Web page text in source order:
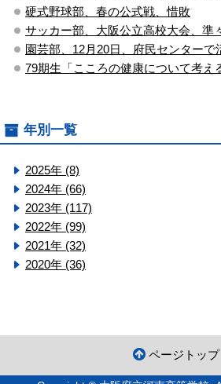
硬式野球部、春の公式戦、惜敗
サッカー部、大阪公立高校大会、準
園芸部、12月20日、府民センターで
79期生「こころの健康について考え
年別一覧
2025年 (8)
2024年 (66)
2023年 (117)
2022年 (99)
2021年 (32)
2020年 (36)
ページトップ